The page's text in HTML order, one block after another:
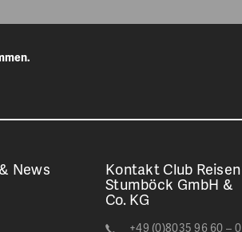
News Kontakt Club Reisen
Stumböck GmbH &
Co. KG
+49 (0)8035 96 60 – 0